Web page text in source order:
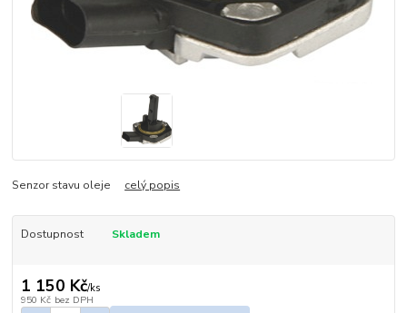
Senzor stavu oleje celý popis
Dostupnost Skladem
1 150 Kč/ks
950 Kč bez DPH